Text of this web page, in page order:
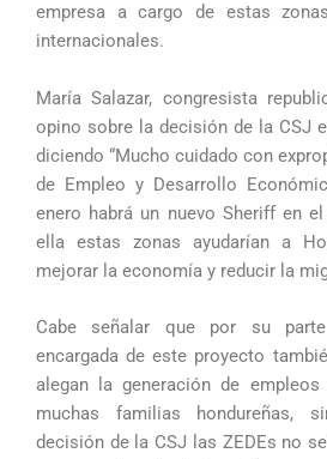
empresa a cargo de estas
internacionales.
María Salazar, congresista
opino sobre la decisión de la CSJ
diciendo “Mucho cuidado con
de Empleo y Desarrollo
enero habrá un nuevo Sheriff en
ella estas zonas ayudarían a
mejorar la economía y reducir la
Cabe señalar que por su
encargada de este proyecto
alegan la generación de
muchas familias hondureñas,
decisión de la CSJ las ZEDEs no